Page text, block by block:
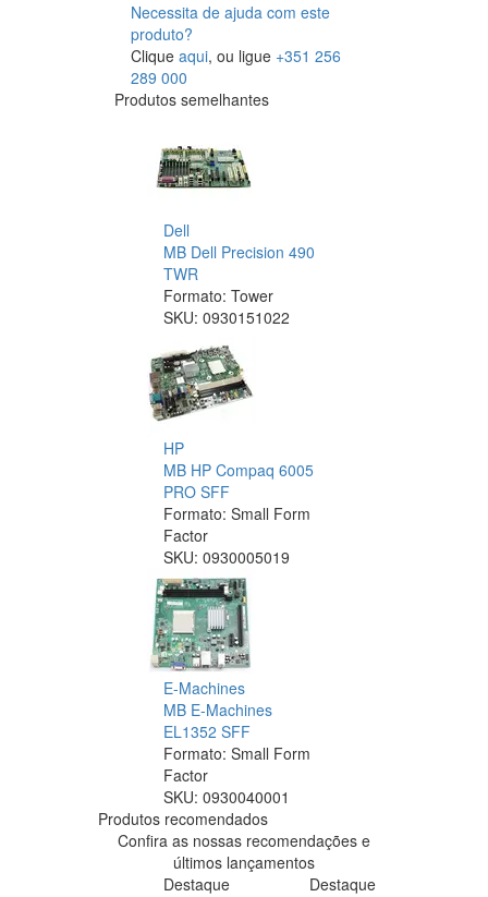
Necessita de ajuda com este
produto?
Clique aqui, ou ligue +351 256
289 000
Produtos semelhantes
Dell
MB Dell Precision 490
TWR
Formato: Tower
SKU: 0930151022
HP
MB HP Compaq 6005
PRO SFF
Formato: Small Form
Factor
SKU: 0930005019
E-Machines
MB E-Machines
EL1352 SFF
Formato: Small Form
Factor
SKU: 0930040001
Produtos recomendados
Confira as nossas recomendações e
últimos lançamentos
Destaque
Destaque